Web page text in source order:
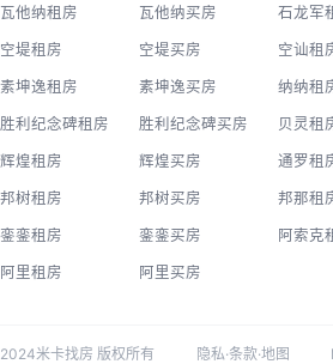
瓦他纳租房 瓦他纳买房 石龙军
空堤租房 空堤买房 空讪租
素坤逸租房 素坤逸买房 纳纳租
胜利纪念碑租房 胜利纪念碑买房 贝灵租
辉煌租房 辉煌买房 通罗租
邦树租房 邦树买房 邦那租
銮銮租房 銮銮买房 阿索克
阿里租房 阿里买房
2024米卡找房 版权所有 隐私·条款·地图